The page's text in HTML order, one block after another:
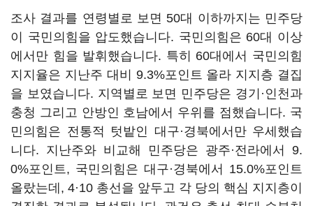
조사 결과를 연령별로 보면 50대 이하까지는 민주당
이 국민의힘을 압도했습니다. 국민의힘은 60대 이상
에서만 힘을 발휘했습니다. 특히 60대에서 국민의힘
지지율은 지난주 대비 9.3%포인트 올라 지지층 결집
을 보였습니다. 지역별로 보면 민주당은 경기·인천과
충청 그리고 안방인 호남에서 우위를 점했습니다. 국
민의힘은 전통적 텃밭인 대구·경북에서만 우세했습
니다. 지난주와 비교해 민주당은 광주·전라에서 9.
0%포인트, 국민의힘은 대구·경북에서 15.0%포인트
올랐는데, 4·10 총선을 앞두고 각 당의 핵심 지지층이